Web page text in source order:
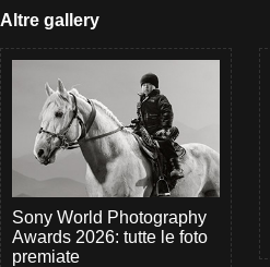
Altre gallery
Sony World Photography
Awards 2026: tutte le foto
premiate